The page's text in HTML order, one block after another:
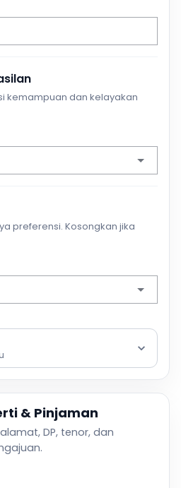
kemampuan dan kelayakan
preferensi. Kosongkan jika
& Pinjaman
DP, tenor, dan